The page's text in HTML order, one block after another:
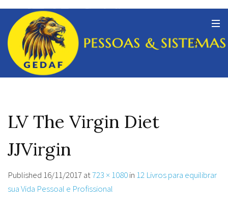
LV The Virgin Diet
JJVirgin
Published 16/11/2017 at723 × 1080in 12 Livros para equilibrar
sua Vida Pessoal e Profissional